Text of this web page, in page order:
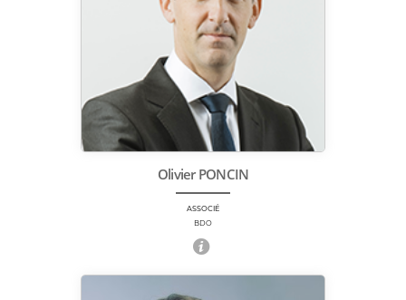
Olivier PONCIN
ASSOCIÉ
BDO